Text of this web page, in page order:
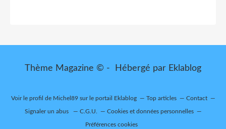
Thème Magazine © - Hébergé par Eklablog
Voir le profil de Michel89sur le portail Eklablog Top articles Contact
Signaler un abus C.G.U. Cookies et données personnelles
Préférences cookies